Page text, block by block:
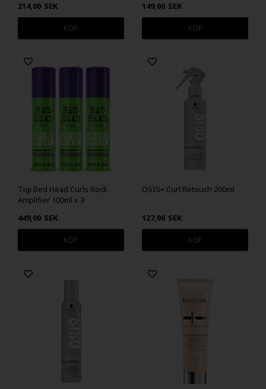
214,00 SEK
149,00 SEK
Tigi Bed Head Curls Rock
Amplifier 100ml x 3
449,00 SEK
OSIS+ Curl Retouch 200ml
127,00 SEK